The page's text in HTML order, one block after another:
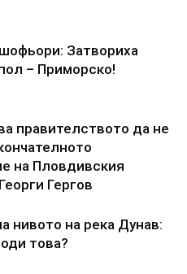
Затвориха
– Приморско!
правителството да не
на Пловдивския
Гергов
нивото на река Дунав:
това?